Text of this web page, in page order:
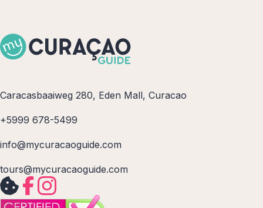
Caracasbaaiweg 280, Eden Mall, Curacao
+5999 678-5499
info@mycuracaoguide.com
tours@mycuracaoguide.com